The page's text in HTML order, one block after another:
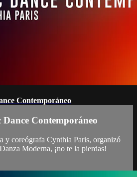
Contemporáneo
Dance Contemporáneo
y coreógrafa Cynthia Paris, organizó
Moderna, ¡no te la pierdas!